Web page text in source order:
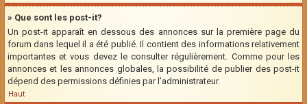
» Que sont les post-it?
Un post-it apparaît en dessous des annonces sur la première page du
forum dans lequel il a été publié. Il contient des informations relativement
importantes et vous devez le consulter régulièrement. Comme pour les
annonces et les annonces globales, la possibilité de publier des post-it
dépend des permissions définies par l’administrateur.
Haut